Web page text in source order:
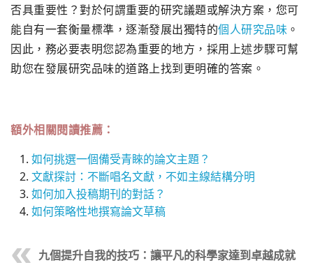
否具重要性？對於何謂重要的研究議題或解決方案，您可
能自有一套衡量標準，逐漸發展出獨特的個人研究品味 。
因此，務必要表明您認為重要的地方，採用上述步驟可幫
助您在發展研究品味的道路上找到更明確的答案。
額外相關閱讀推薦：
如何挑選一個備受青睞的論文主題？
文獻探討：不斷唱名文獻，不如主線結構分明
如何加入投稿期刊的對話？
如何策略性地撰寫論文草稿
九個提升自我的技巧：讓平凡的科學家達到卓越成就